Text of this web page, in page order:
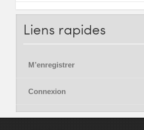
Liens rapides
M’enregistrer
Connexion